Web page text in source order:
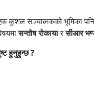
सञ्चालकको भूमिका पनि
सन्तोष रोकायारसीआर
हुनुहुन्छ ?